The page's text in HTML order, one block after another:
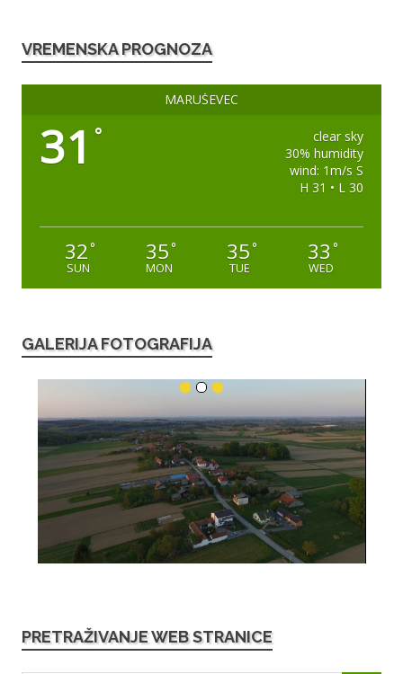
VREMENSKA PROGNOZA
MARUŠEVEC
31 °
clear sky
30% humidity
wind: 1m/s S
H 31 • L 30
32°
SUN
35°
MON
35°
TUE
33 °
WED
GALERIJA FOTOGRAFIJA
PRETRAŽIVANJE WEB STRANICE